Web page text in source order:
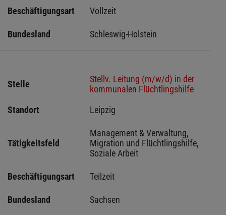
Beschäftigungsart Vollzeit
Bundesland Schleswig-Holstein
Stelle
Stellv. Leitung (m/w/d) in der
kommunalen Flüchtlingshilfe
Standort
Leipzig
Tätigkeitsfeld
Management & Verwaltung,
Migration und Flüchtlingshilfe,
Soziale Arbeit
Beschäftigungsart Teilzeit
Bundesland Sachsen